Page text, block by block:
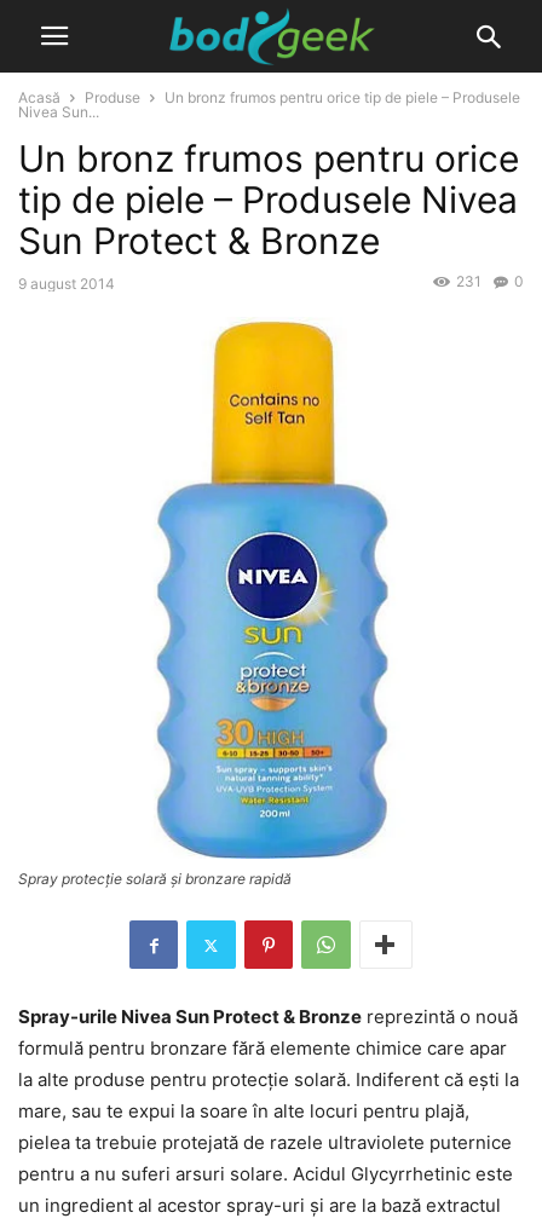
Acasă Produse
Un bronz frumos pentru orice tip de piele – Produsele
Nivea Sun...
Un bronz frumos pentru orice
tip de piele – Produsele Nivea
Sun Protect & Bronze
9 august 2014 0
231
Spray protecție solară și bronzare rapidă
Spray-urile Nivea Sun Protect & Bronze reprezintă o nouă
formulă pentru bronzare fără elemente chimice care apar
la alte produse pentru protecție solară. Indiferent că ești la
mare, sau te expui la soare în alte locuri pentru plajă,
pielea ta trebuie protejată de razele ultraviolete puternice
pentru a nu suferi arsuri solare. Acidul Glycyrrhetinic este
un ingredient al acestor spray-uri și are la bază extractul